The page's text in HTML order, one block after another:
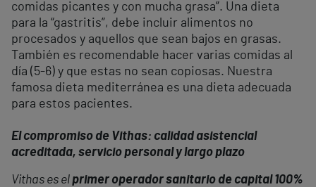
comidas picantes y con mucha grasa”. Una dieta
para la “gastritis”, debe incluir alimentos no
procesados y aquellos que sean bajos en grasas.
También es recomendable hacer varias comidas al
día (5-6) y que estas no sean copiosas. Nuestra
famosa dieta mediterránea es una dieta adecuada
para estos pacientes.
El compromiso de Vithas: calidad asistencial
acreditada, servicio personal y largo plazo
Vithas es elprimer operador sanitario de capital 100%